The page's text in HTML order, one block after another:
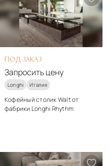
ПОД ЗАКАЗ
Запросить цену
Longhi Италия
Кофейный столик Walt от
фабрики Longhi Rhythm
Подробнее
Запросить цену